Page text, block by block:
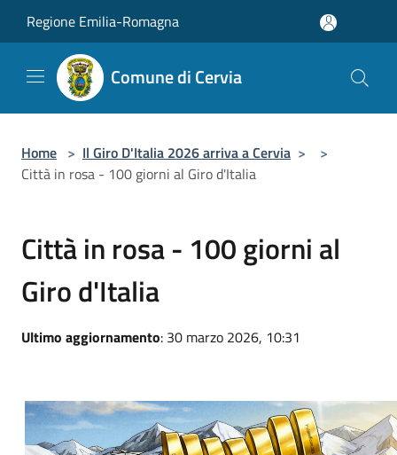
Regione Emilia-Romagna
Comune di Cervia
Home > Il Giro D'Italia 2026 arriva a Cervia >
>
Città in rosa - 100 giorni al Giro d'Italia
Città in rosa - 100 giorni al
Giro d'Italia
Ultimo aggiornamento: 30 marzo 2026, 10:31